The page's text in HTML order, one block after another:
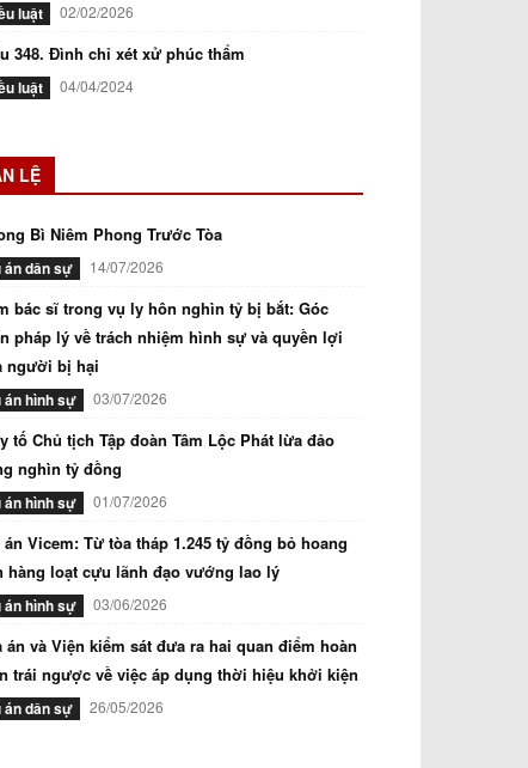
luật 02/02/2026
348. Đình chỉ xét xử phúc thẩm
luật 04/04/2024
LỆ
Bì Niêm Phong Trước Tòa
án dân sự 14/07/2026
bác sĩ trong vụ ly hôn nghìn tỷ bị bắt: Góc
pháp lý về trách nhiệm hình sự và quyền lợi
người bị hại
án hình sự 03/07/2026
tố Chủ tịch Tập đoàn Tâm Lộc Phát lừa đảo
nghìn tỷ đồng
án hình sự 01/07/2026
Vicem: Từ tòa tháp 1.245 tỷ đồng bỏ hoang
hàng loạt cựu lãnh đạo vướng lao lý
án hình sự 03/06/2026
án và Viện kiểm sát đưa ra hai quan điểm hoàn
trái ngược về việc áp dụng thời hiệu khởi kiện
án dân sự 26/05/2026